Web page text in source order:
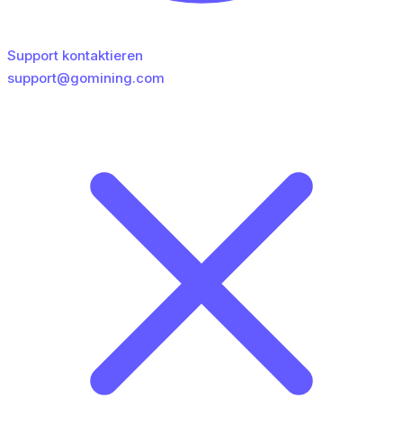
Support kontaktieren
support@gomining.com